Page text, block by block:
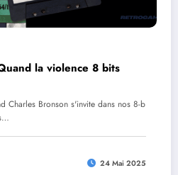
la violence 8 bits
Charles Bronson s'invite dans nos 8-b
24 Mai 2025